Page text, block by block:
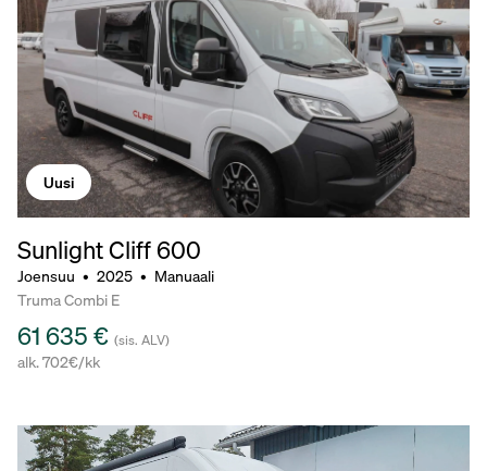
Uusi
Sunlight Cliff 600
Joensuu • 2025 • Manuaali
Truma Combi E
61 635 € (sis. ALV)
alk. 702€/kk